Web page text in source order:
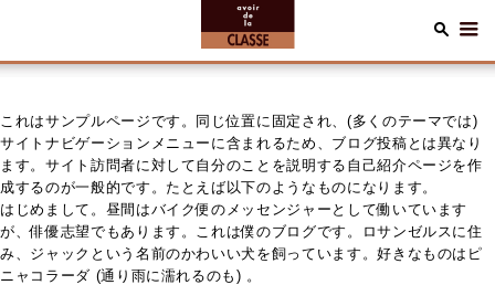
これはサンプルページです。同じ位置に固定され、(多くのテーマでは)
サイトナビゲーションメニューに含まれるため、ブログ投稿とは異なり
ます。サイト訪問者に対して自分のことを説明する自己紹介ページを作
成するのが一般的です。たとえば以下のようなものになります。
はじめまして。昼間はバイク便のメッセンジャーとして働いています
が、俳優志望でもあります。これは僕のブログです。ロサンゼルスに住
み、ジャックという名前のかわいい犬を飼っています。好きなものはピ
ニャコラーダ (通り雨に濡れるのも) 。